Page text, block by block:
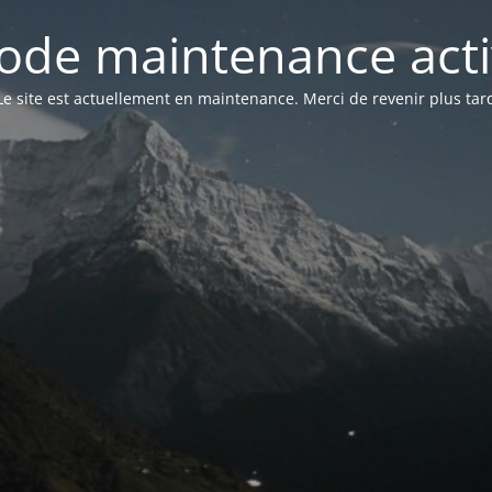
maintenance
site est actuellement en maintenance. Merci de revenir plus